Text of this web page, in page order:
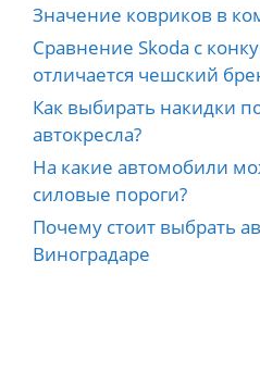
Значение ковриков в
Сравнение Skoda с
отличается чешский
Как выбирать накидки
автокресла?
На какие автомобили
силовые пороги?
Почему стоит выбрать
Виноградаре